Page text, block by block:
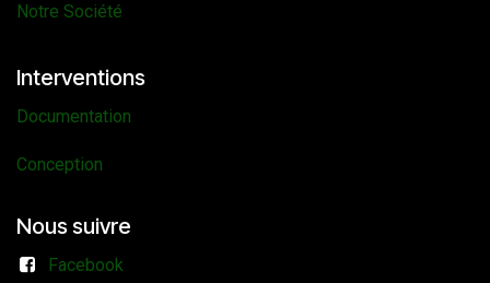
Notre Société
Interventions
Documentation
Conception
Nous suivre
Facebook